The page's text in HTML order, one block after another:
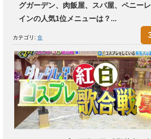
グガーデン、肉飯屋、スパ屋、ペニーレ
インの人気1位メニューは？...
カテゴリ: 食